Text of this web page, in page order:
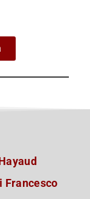
Francesco